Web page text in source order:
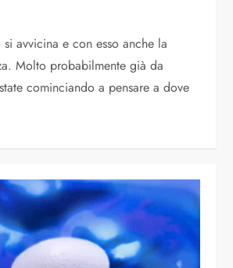
avvicina e con esso anche la
Molto probabilmente già da
cominciando a pensare a dove